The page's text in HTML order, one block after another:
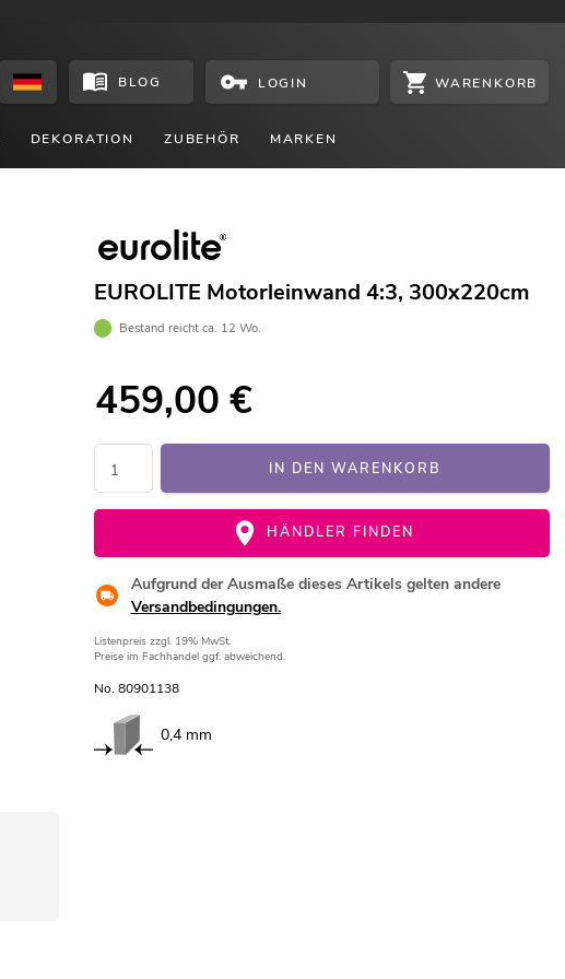
BLOG LOGIN WARENKORB
DEKORATION ZUBEHÖR MARKEN
EUROLITE Motorleinwand 4:3, 300x220cm
Bestand reicht ca. 12 Wo.
459,00 €
IN DEN WARENKORB
HÄNDLER FINDEN
Aufgrund der Ausmaße dieses Artikels gelten andere
Versandbedingungen.
Listenpreis zzgl. 19% MwSt.
Preise im Fachhandel ggf. abweichend.
No. 80901138
0,4 mm